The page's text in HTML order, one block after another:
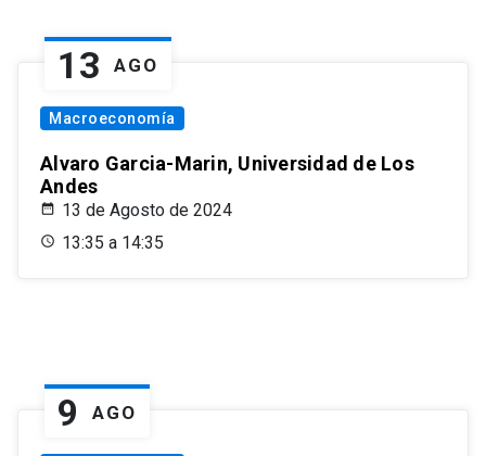
13 AGO
Macroeconomía
Alvaro Garcia-Marin, Universidad de Los
Andes
13 de Agosto de 2024
13:35 a 14:35
9 AGO